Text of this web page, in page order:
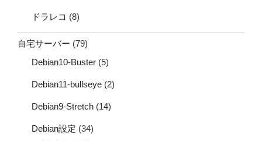
ドラレコ (8)
自宅サーバー (79)
Debian10-Buster (5)
Debian11-bullseye (2)
Debian9-Stretch (14)
Debian設定 (34)